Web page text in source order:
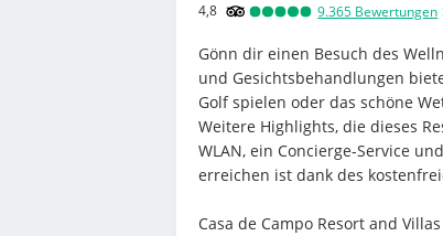
4,8 9.365 Bewertungen
Gönn dir einen Besuch des
und Gesichtsbehandlungen
Golf spielen oder das schöne
Weitere Highlights, die dieses
WLAN, ein Concierge-Service
erreichen ist dank des
Casa de Campo Resort and